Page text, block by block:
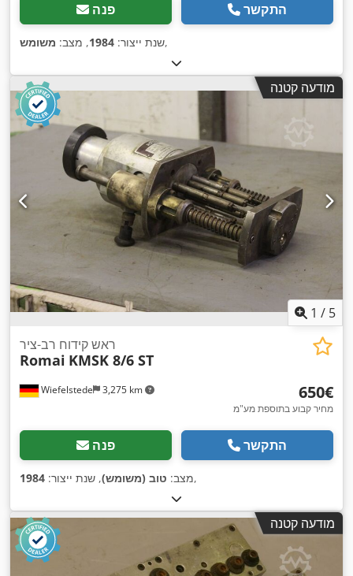
פנה התקשר
שנת ייצור: 1984, מצב: משומש ,
מודעה קטנה
1 / 5
Wiefelstede 3,275 km
ראש קידוח רב-ציר
Romai KMSK 8/6 ST
‏650 ‏€
מחיר קבוע בתוספת מע"מ
פנה התקשר
מצב: טוב (משומש), שנת ייצור: 1984 ,
מודעה קטנה